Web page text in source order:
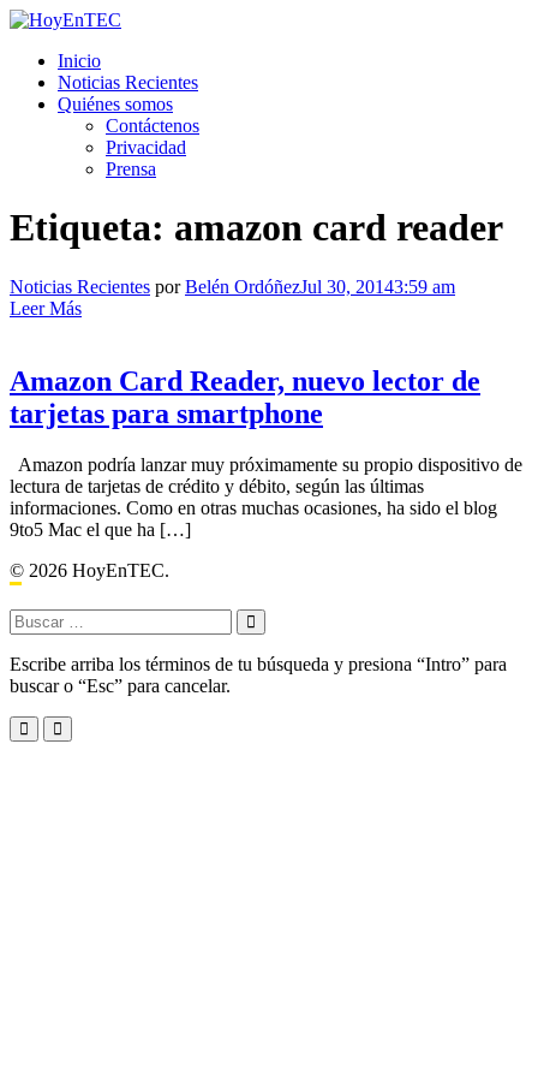
Saltar
contenido.
Inicio
Noticias Recientes
Quiénes somos
Contáctenos
Privacidad
Prensa
Etiqueta: amazon card reader
Noticias Recientes porBelén OrdóñezJul 30, 20143:59 am
Leer Más
Amazon Card Reader, nuevo lector de
tarjetas para smartphone
Amazon podría lanzar muy próximamente su propio dispositivo de
lectura de tarjetas de crédito y débito, según las últimas
informaciones. Como en otras muchas ocasiones, ha sido el blog
9to5 Mac el que ha […]
© 2026 HoyEnTEC.
Buscar:
Escribe arriba los términos de tu búsqueda y presiona “Intro” para
buscar o “Esc” para cancelar.
Menu